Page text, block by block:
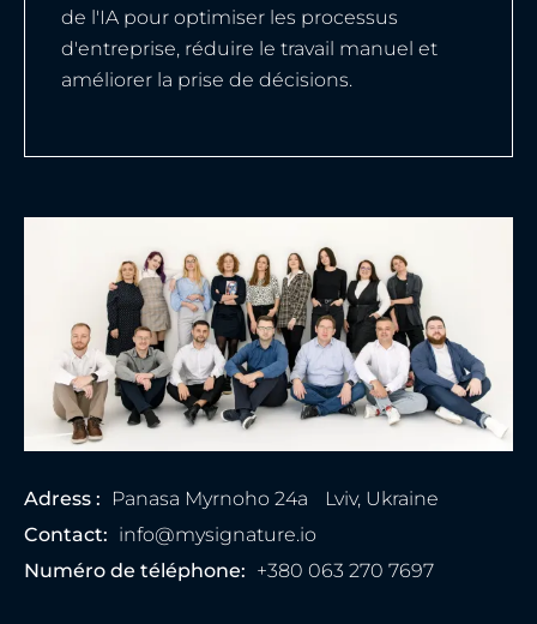
de l'IA pour optimiser les processus
d'entreprise, réduire le travail manuel et
améliorer la prise de décisions.
Adress : Panasa Myrnoho 24а
Lviv, Ukraine
Contact: info@mysignature.io
Numéro de téléphone: +380 063 270 7697